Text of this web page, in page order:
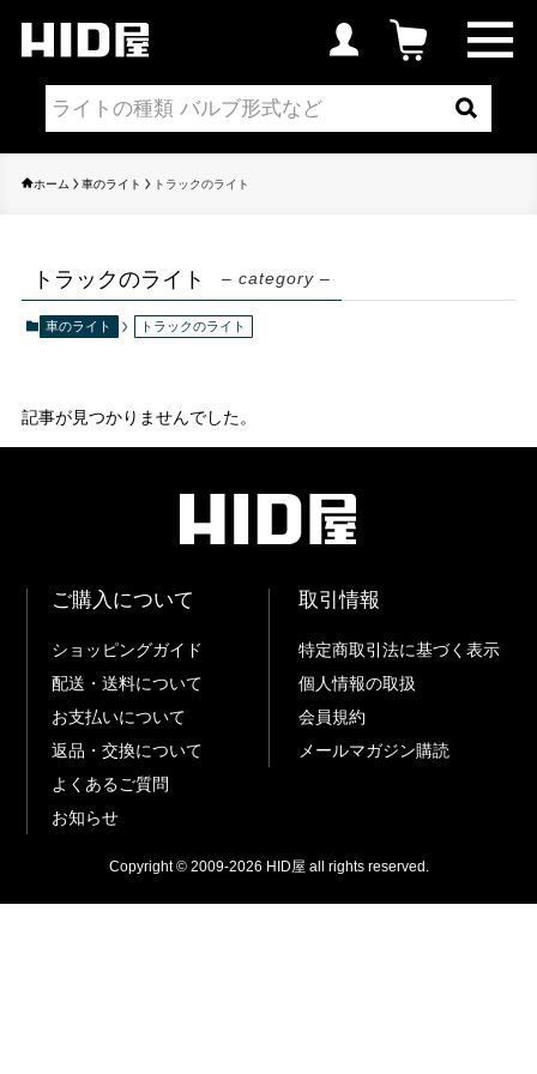
ホーム 車のライト トラックのライト
トラックのライト – category –
車のライト トラックのライト
記事が見つかりませんでした。
ご購入について
ショッピングガイド
配送・送料について
お支払いについて
返品・交換について
よくあるご質問
お知らせ
取引情報
特定商取引法に基づく表示
個人情報の取扱
会員規約
メールマガジン購読
Copyright © 2009-2026 HID屋 all rights reserved.